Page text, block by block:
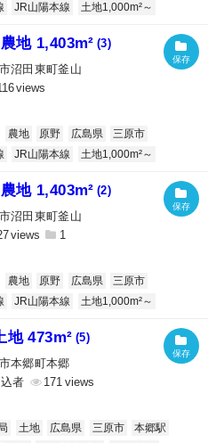
JR山陽本線 土地1,000m²～
地 1,403m² (3)
沼田東町釜山
農地 原野 広島県
三原市
JR山陽本線 土地1,000m²～
地 1,403m² (2)
沼田東町釜山
1
農地 原野 広島県
三原市
JR山陽本線 土地1,000m²～
地 473m² (5)
本郷町本郷
者
171
土地 広島県 三原市
本郷駅